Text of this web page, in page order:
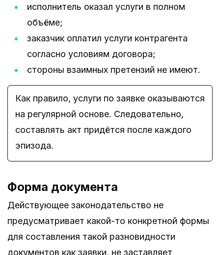
исполнитель оказал услуги в полном
объёме;
заказчик оплатил услуги контрагента
согласно условиям договора;
стороны взаимных претензий не имеют.
Как правило, услуги по заявке оказываются
на регулярной основе. Следовательно,
составлять акт придётся после каждого
эпизода.
Форма документа
Действующее законодательство не
предусматривает какой-то конкретной формы
для составления такой разновидности
документов как заявки, не заставляет